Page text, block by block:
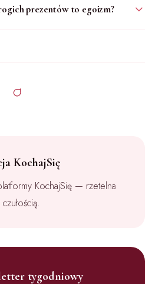
prezentów to egoizm?
KochajSię
KochajSię — rzetelna
tygodniowy